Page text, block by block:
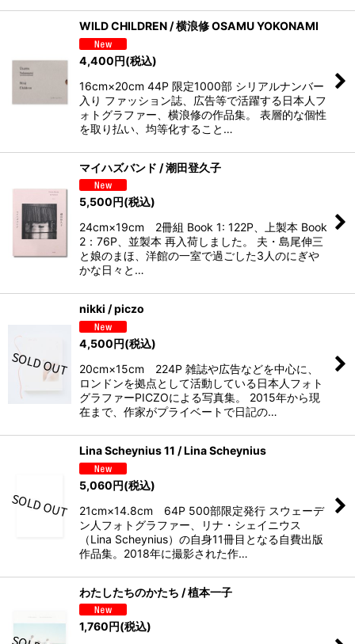
WILD CHILDREN / 横浪修 OSAMU YOKONAMI
4,400円(税込)
16cm×20cm 44P 限定1000部 シリアルナンバー
入り ファッション誌、広告等で活躍する日本人フ
ォトグラファー、横浪修の作品集。 表層的な個性
を取り払い、均等化すること…
マイハズバンド / 潮田登久子
5,500円(税込)
24cm×19cm 2冊組 Book 1: 122P、上製本 Book
2：76P、並製本 再入荷しました。 夫・島尾伸三
と娘のまほ、洋館の一室で過ごした3人のにぎや
かな日々と…
nikki / piczo
4,500円(税込)
20cm×15cm 224P 雑誌や広告などを中心に、
ロンドンを拠点として活動している日本人フォト
グラファーPICZOによる写真集。 2015年から現
在まで、作家がプライベートで日記の…
Lina Scheynius 11 / Lina Scheynius
5,060円(税込)
21cm×14.8cm 64P 500部限定発行 スウェーデ
ン人フォトグラファー、リナ・シェイニウス
（Lina Scheynius）の自身11冊目となる自費出版
作品集。2018年に撮影された作…
わたしたちのかたち / 植本一子
1,760円(税込)